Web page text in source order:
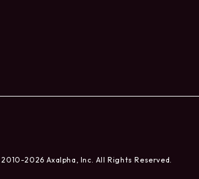
2026 Axalpha, Inc. All Rights Reserved.